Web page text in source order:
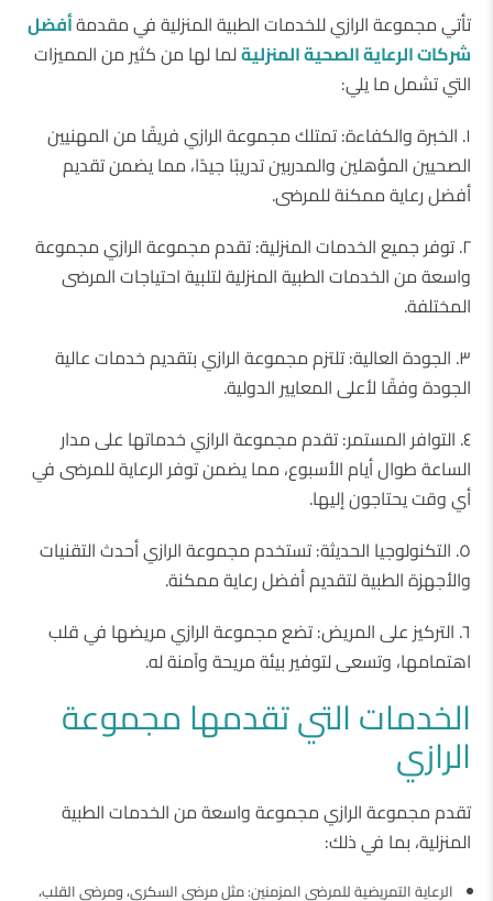
تأتي مجموعة الرازي للخدمات الطبية المنزلية في مقدمةأفضل
شركات الرعاية الصحية المنزليةلما لها من كثير من المميزات
التي تشمل ما يلي:
١. الخبرة والكفاءة: تمتلك مجموعة الرازي فريقًا من المهنيين
الصحيين المؤهلين والمدربين تدريبًا جيدًا، مما يضمن تقديم
أفضل رعاية ممكنة للمرضى.
٢. توفر جميع الخدمات المنزلية: تقدم مجموعة الرازي مجموعة
واسعة من الخدمات الطبية المنزلية لتلبية احتياجات المرضى
المختلفة.
٣. الجودة العالية: تلتزم مجموعة الرازي بتقديم خدمات عالية
الجودة وفقًا لأعلى المعايير الدولية.
٤. التوافر المستمر: تقدم مجموعة الرازي خدماتها على مدار
الساعة طوال أيام الأسبوع، مما يضمن توفر الرعاية للمرضى في
أي وقت يحتاجون إليها.
٥. التكنولوجيا الحديثة: تستخدم مجموعة الرازي أحدث التقنيات
والأجهزة الطبية لتقديم أفضل رعاية ممكنة.
٦. التركيز على المريض: تضع مجموعة الرازي مريضها في قلب
اهتمامها، وتسعى لتوفير بيئة مريحة وآمنة له.
الخدمات التي تقدمها مجموعة
الرازي
تقدم مجموعة الرازي مجموعة واسعة من الخدمات الطبية
المنزلية، بما في ذلك:
الرعاية التمريضية للمرضى المزمنين: مثل مرضى السكري، ومرضى القلب،